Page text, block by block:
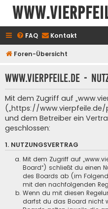
FAQ Kontakt
Foren-Übersicht
www.vierpfeile.de -
Mit dem Zugriff auf
(„https://www.vierpfeile.de/
und dem Betreiber ein
geschlossen:
1. NUTZUNGSVERTRAG
Mit dem Zugriff auf
Board“) schließt du einen
des Boards ab (im
mit den nachfolgenden
Wenn du mit diesen
darfst du das Board nicht